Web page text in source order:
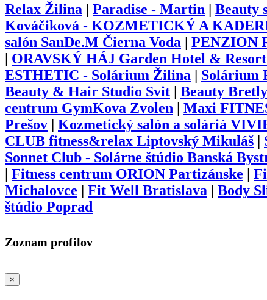
Relax Žilina | Paradise - Martin | Beauty
Kováčiková - KOZMETICKÝ A
salón SanDe.M Čierna Voda | PENZION
| ORAVSKÝ HÁJ Garden Hotel &
ESTHETIC - Solárium Žilina | Solárium
Beauty & Hair Studio Svit | Beauty
centrum GymKova Zvolen | Maxi
Prešov | Kozmetický salón a soláriá
CLUB fitness&relax Liptovský Mikuláš |
Sonnet Club - Solárne štúdio Banská
| Fitness centrum ORION Partizánske |
Michalovce | Fit Well Bratislava | Body
štúdio Poprad
Zoznam profilov
×